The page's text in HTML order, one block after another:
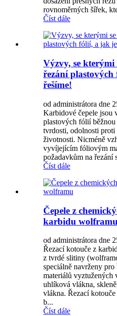
rovnoměrných šířek,
Číst dále
Výzvy, se kterými
řezání
řešíme!
od administrátora dne
Karbidové čepele jsou
plastových fólií
tvrdosti, odolnosti proti
životnosti. Nicméně
vyvíjejícím fóliovým
požadavkům na řezání
Číst dále
Čepele z
karbidu wolframu
od administrátora dne
Řezací kotouče z
z tvrdé slitiny
speciálně navrženy
materiálů vyztužených
uhlíková vlákna,
vlákna. Řezací
b...
Číst dále